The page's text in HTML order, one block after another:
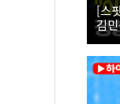
[스
김
당